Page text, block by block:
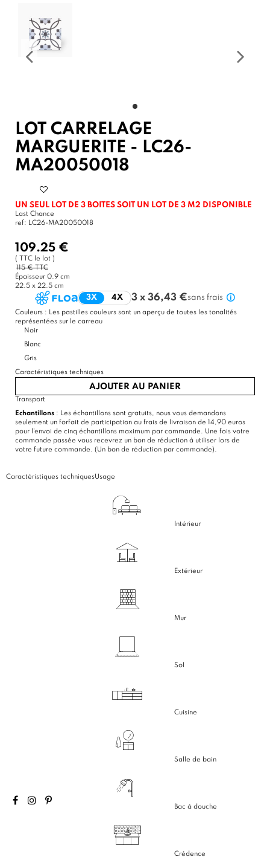
LOT CARRELAGE
MARGUERITE - LC26-
MA20050018
UN SEUL LOT DE 3 BOITES SOIT UN LOT DE 3 M2 DISPONIBLE
Last Chance
ref: LC26-MA20050018
109.25 €
( TTC le lot )
115 € TTC
Épaisseur 0.9 cm
22.5 x 22.5 cm
3X 4X 3 x 36,43 €sans frais
Couleurs : Les pastilles couleurs sont un aperçu de toutes les tonalités
représentées sur le carreau
Noir
Blanc
Gris
Caractéristiques techniques
AJOUTER AU PANIER
Transport
Echantillons : Les échantillons sont gratuits, nous vous demandons
seulement un forfait de participation au frais de livraison de 14,90 euros
pour l'envoi de cinq échantillons maximum par commande. Une fois votre
commande passée vous recevrez un bon de réduction à utiliser lors de
votre future commande. (Un bon de réduction par commande).
Caractéristiques techniquesUsage
Intérieur
Extérieur
Mur
Sol
Cuisine
Salle de bain
Bac à douche
Crédence